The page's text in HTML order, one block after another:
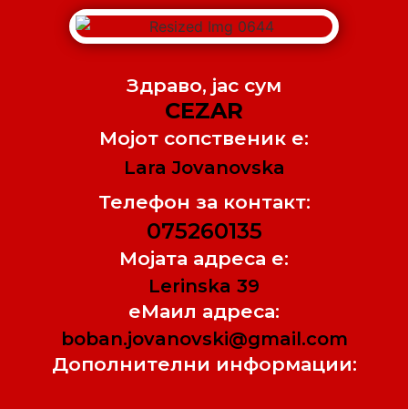
Здраво, jас сум
CEZAR
Мојот сопственик е:
Lara Jovanovska
Телефон за контакт:
075260135
Мојата адреса е:
Lerinska 39
еМаил адреса:
boban.jovanovski@gmail.com
Дополнителни информации: